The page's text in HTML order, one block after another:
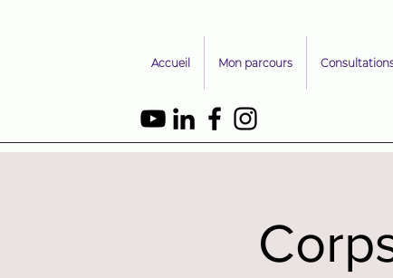
Accueil Mon parcours